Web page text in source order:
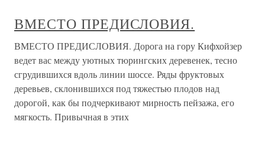
ВМЕСТО ПРЕДИСЛОВИЯ.
ВМЕСТО ПРЕДИСЛОВИЯ. Дорога на гору Кифхойзер
ведет вас между уютных тюрингских деревенек, тесно
сгрудившихся вдоль линии шоссе. Ряды фруктовых
деревьев, склонившихся под тяжестью плодов над
дорогой, как бы подчеркивают мирность пейзажа, его
мягкость. Привычная в этих